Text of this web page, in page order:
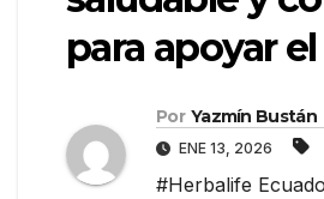
para apoyar
Por Yazmín Bustán
ENE 13, 2026
#Herbalife